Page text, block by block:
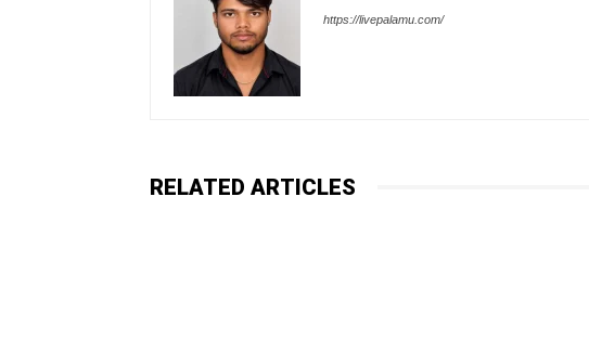
https://livepalamu.com/
RELATED ARTICLES